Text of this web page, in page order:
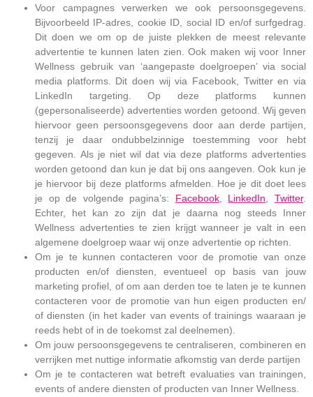
Voor campagnes verwerken we ook persoonsgegevens.
Bijvoorbeeld IP-adres, cookie ID, social ID en/of surfgedrag.
Dit doen we om op de juiste plekken de meest relevante
advertentie te kunnen laten zien. Ook maken wij voor Inner
Wellness gebruik van ‘aangepaste doelgroepen’ via social
media platforms. Dit doen wij via Facebook, Twitter en via
LinkedIn targeting. Op deze platforms kunnen
(gepersonaliseerde) advertenties worden getoond. Wij geven
hiervoor geen persoonsgegevens door aan derde partijen,
tenzij je daar ondubbelzinnige toestemming voor hebt
gegeven. Als je niet wil dat via deze platforms advertenties
worden getoond dan kun je dat bij ons aangeven. Ook kun je
je hiervoor bij deze platforms afmelden. Hoe je dit doet lees
je op de volgende pagina’s: Facebook, LinkedIn ,Twitter.
Echter, het kan zo zijn dat je daarna nog steeds Inner
Wellness advertenties te zien krijgt wanneer je valt in een
algemene doelgroep waar wij onze advertentie op richten.
Om je te kunnen contacteren voor de promotie van onze
producten en/of diensten, eventueel op basis van jouw
marketing profiel, of om aan derden toe te laten je te kunnen
contacteren voor de promotie van hun eigen producten en/
of diensten (in het kader van events of trainings waaraan je
reeds hebt of in de toekomst zal deelnemen).
Om jouw persoonsgegevens te centraliseren, combineren en
verrijken met nuttige informatie afkomstig van derde partijen
Om je te contacteren wat betreft evaluaties van trainingen,
events of andere diensten of producten van Inner Wellness.